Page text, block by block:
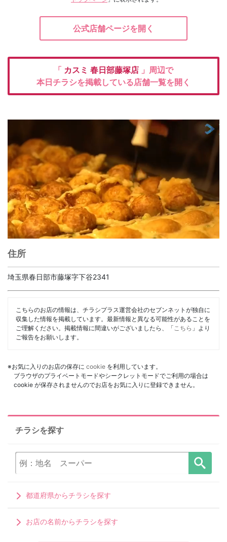
公式店舗ページを開く
「 カスミ 春日部藤塚店 」周辺で
本日チラシを掲載している店舗一覧を開く
住所
埼玉県春日部市藤塚字下谷2341
こちらのお店の情報は、チラシプラス運営会社のセブンネットが独自に
収集した情報を掲載しています。最新情報と異なる可能性があることを
ご理解ください。掲載情報に間違いがございましたら、「こちら 」より
ご報告をお願いします。
※お気に入りのお店の保存に cookie を利用しています。
ブラウザのプライベートモードやシークレットモードでご利用の場合は
cookie が保存されませんのでお店をお気に入りに登録できません。
チラシを探す
都道府県からチラシを探す
お店の名前からチラシを探す